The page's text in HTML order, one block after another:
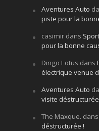
Aventures Auto
piste pour la
casimirdans
pour la bonne
Dingo Lotus dans
électrique venue
Aventures Auto
visite
The Maxque. dans
déstructurée !